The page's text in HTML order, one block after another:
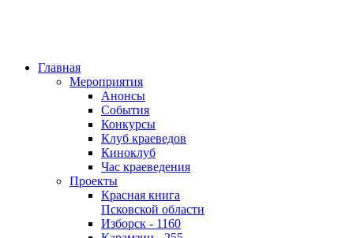
Главная
Мероприятия
Анонсы
События
Конкурсы
Клуб краеведов
Киноклуб
Час краеведения
Проекты
Красная книга
Псковской области
Изборск - 1160